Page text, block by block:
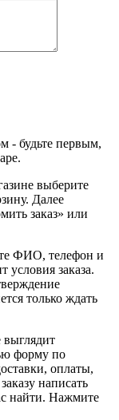
- будьте первым,
выберите
Далее
заказ» или
ФИО, телефон и
условия заказа.
только ждать
выглядит
форму по
оплаты,
написать
найти. Нажмите